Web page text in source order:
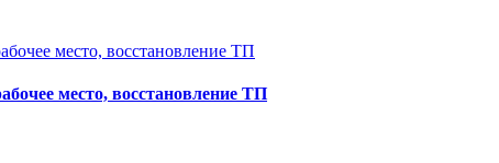
место, восстановление ТП